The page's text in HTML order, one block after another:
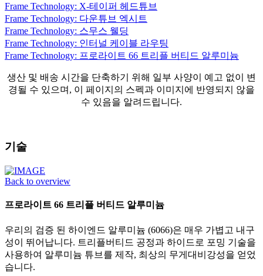
Frame Technology: X-테이퍼 헤드튜브
Frame Technology: 다운튜브 엑시트
Frame Technology: 스무스 웰딩
Frame Technology: 인터널 케이블 라우팅
Frame Technology: 프로라이트 66 트리플 버티드 알루미늄
생산 및 배송 시간을 단축하기 위해 일부 사양이 예고 없이 변
경될 수 있으며, 이 페이지의 스펙과 이미지에 반영되지 않을
수 있음을 알려드립니다.
기술
Back to overview
프로라이트 66 트리플 버티드 알루미늄
우리의 검증 된 하이엔드 알루미늄 (6066)은 매우 가볍고 내구
성이 뛰어납니다. 트리플버티드 공정과 하이드로 포밍 기술을
사용하여 알루미늄 튜브를 제작, 최상의 무게대비강성을 얻었
습니다.